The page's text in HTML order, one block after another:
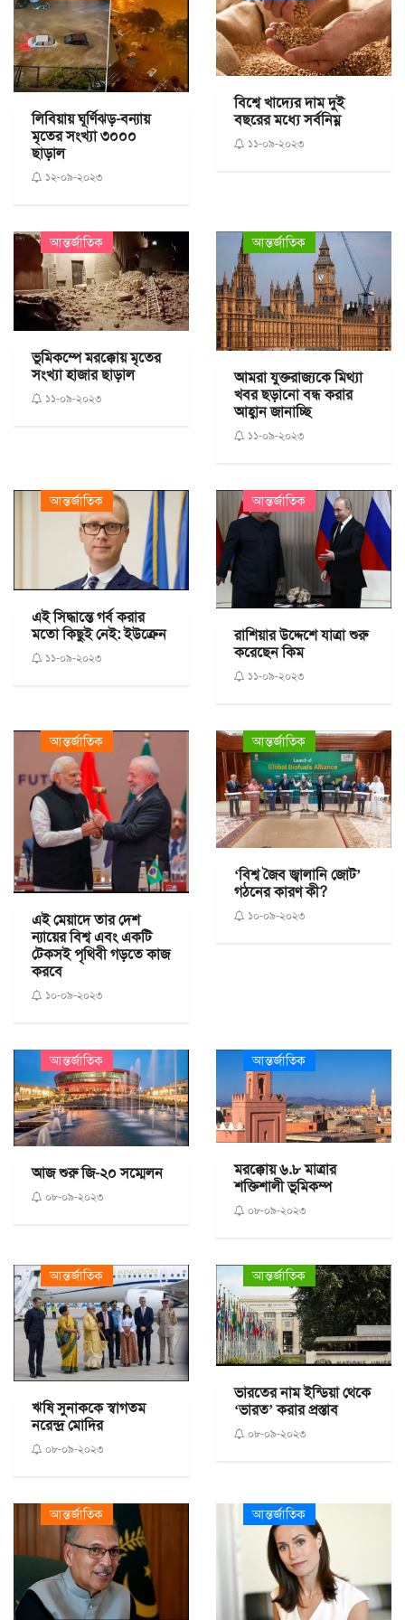
লিবিয়ায় ঘূর্ণিঝড়-বন্যায়
মৃতের সংখ্যা ৩০০০
ছাড়াল
১২-০৯-২০২৩
বিশ্বে খাদ্যের দাম দুই
বছরের মধ্যে সর্বনিম্ন
১১-০৯-২০২৩
আন্তর্জাতিক
ভূমিকম্পে মরক্কোয় মৃতের
সংখ্যা হাজার ছাড়াল
১১-০৯-২০২৩
আন্তর্জাতিক
আমরা যুক্তরাজ্যকে মিথ্যা
খবর ছড়ানো বন্ধ করার
আহ্বান জানাচ্ছি
১১-০৯-২০২৩
আন্তর্জাতিক
এই সিদ্ধান্তে গর্ব করার
মতো কিছুই নেই: ইউক্রেন
১১-০৯-২০২৩
আন্তর্জাতিক
রাশিয়ার উদ্দেশে যাত্রা শুরু
করেছেন কিম
১১-০৯-২০২৩
আন্তর্জাতিক
এই মেয়াদে তার দেশ
ন্যায়ের বিশ্ব এবং একটি
টেকসই পৃথিবী গড়তে কাজ
করবে
১০-০৯-২০২৩
আন্তর্জাতিক
‘বিশ্ব জৈব জ্বালানি জোট’
গঠনের কারণ কী?
১০-০৯-২০২৩
আন্তর্জাতিক
আজ শুরু জি-২০ সম্মেলন
০৮-০৯-২০২৩
আন্তর্জাতিক
মরক্কোয় ৬.৮ মাত্রার
শক্তিশালী ভূমিকম্প
০৮-০৯-২০২৩
আন্তর্জাতিক
ঋষি সুনাককে স্বাগতম
নরেন্দ্র মোদির
০৮-০৯-২০২৩
আন্তর্জাতিক
ভারতের নাম ইন্ডিয়া থেকে
‘ভারত’ করার প্রস্তাব
০৮-০৯-২০২৩
আন্তর্জাতিক আন্তর্জাতিক